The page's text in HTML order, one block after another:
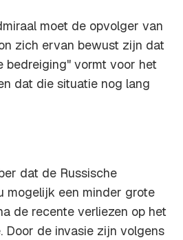
moet de opvolger van
zich ervan bewust zijn dat
bedreiging" vormt voor het
dat die situatie nog lang
dat de Russische
mogelijk een minder grote
de recente verliezen op het
Door de invasie zijn volgens